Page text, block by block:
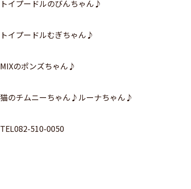
トイプードルのびんちゃん♪
トイプードルむぎちゃん♪
MIXのポンズちゃん♪
猫のチムニーちゃん♪ルーナちゃん♪
TEL082-510-0050